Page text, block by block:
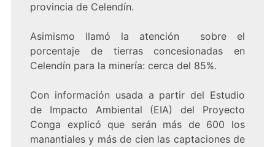
provincia de Celendín.
Asimismo llamó la atención sobre el
porcentaje de tierras concesionadas en
Celendín para la minería: cerca del 85%.
Con información usada a partir del Estudio
de Impacto Ambiental (EIA) del Proyecto
Conga explicó que serán más de 600 los
manantiales y más de cien las captaciones de